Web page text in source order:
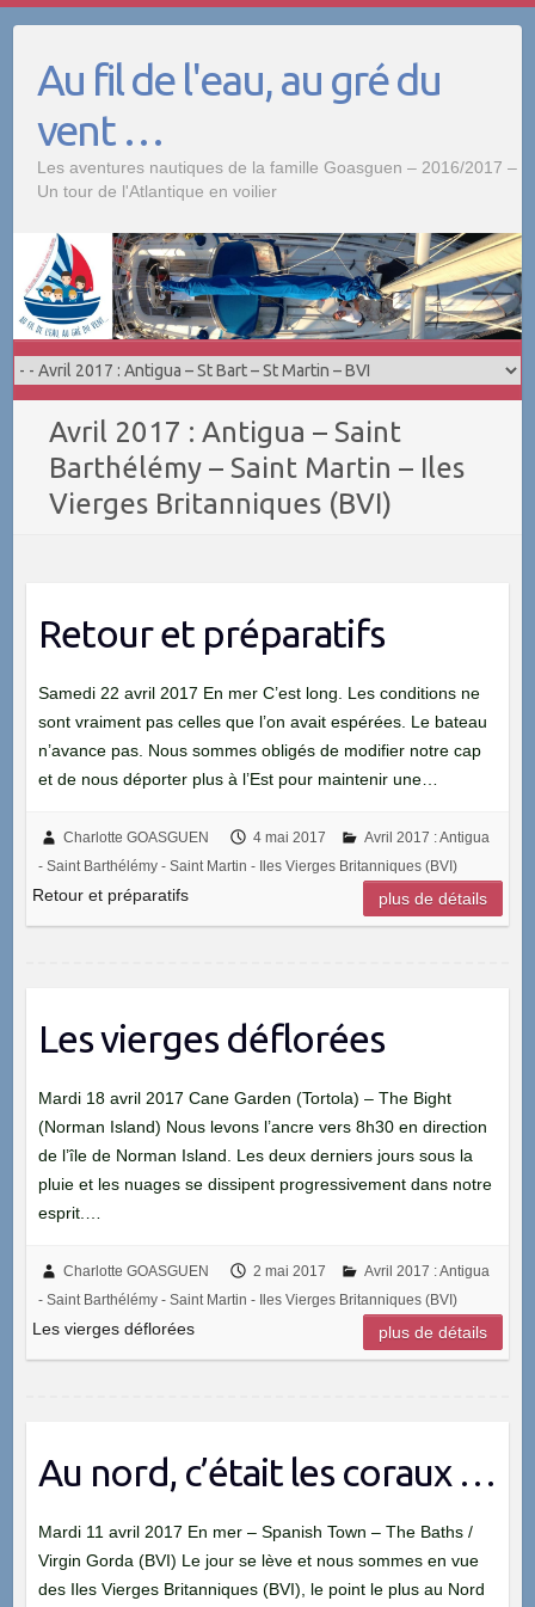
contentAu fil de l'eau, au gré du
vent …
Les aventures nautiques de la famille Goasguen – 2016/2017 –
Un tour de l'Atlantique en voilier
Avril 2017 : Antigua – Saint
Barthélémy – Saint Martin – Iles
Vierges Britanniques (BVI)
Retour et préparatifs
Samedi 22 avril 2017 En mer C’est long. Les conditions ne
sont vraiment pas celles que l’on avait espérées. Le bateau
n’avance pas. Nous sommes obligés de modifier notre cap
et de nous déporter plus à l’Est pour maintenir une…
Charlotte GOASGUEN 4 mai 2017
Avril 2017 : Antigua
- Saint Barthélémy - Saint Martin - Iles Vierges Britanniques (BVI)
Retour et préparatifs plus de détails
Les vierges déflorées
Mardi 18 avril 2017 Cane Garden (Tortola) – The Bight
(Norman Island) Nous levons l’ancre vers 8h30 en direction
de l’île de Norman Island. Les deux derniers jours sous la
pluie et les nuages se dissipent progressivement dans notre
esprit.…
Charlotte GOASGUEN 2 mai 2017
Avril 2017 : Antigua
- Saint Barthélémy - Saint Martin - Iles Vierges Britanniques (BVI)
Les vierges déflorées plus de détails
Au nord, c’était les coraux …
Mardi 11 avril 2017 En mer – Spanish Town – The Baths /
Virgin Gorda (BVI) Le jour se lève et nous sommes en vue
des Iles Vierges Britanniques (BVI), le point le plus au Nord